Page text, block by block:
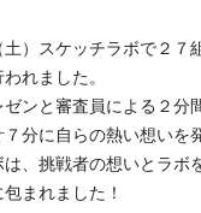
土）スケッチラボで２７
れました。
ゼンと審査員による２分
分に自らの熱い想いを
は、挑戦者の想いとラボ
まれました！